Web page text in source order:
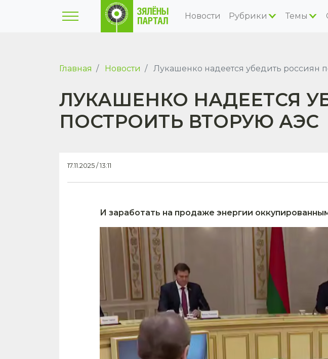
Новости Рубрики Темы
Главная Новости Лукашенко надеется убедить россиян
ЛУКАШЕНКО НАДЕЕТСЯ
ПОСТРОИТЬ ВТОРУЮ АЭС
17.11.2025 / 13:11
И заработать на продаже энергии